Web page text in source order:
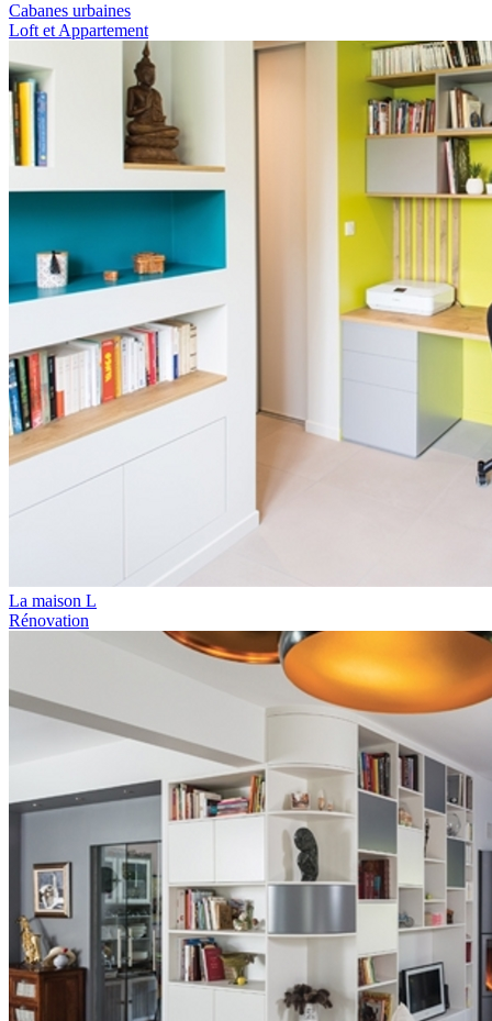
Cabanes urbaines
Loft et Appartement
La maison L
Rénovation